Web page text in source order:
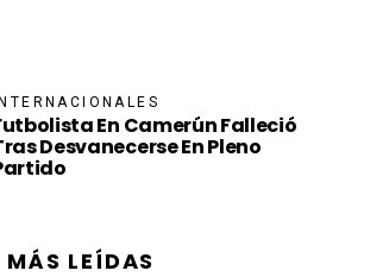
INTERNACIONALES
En Camerún Falleció
Desvanecerse En Pleno
LEÍDAS